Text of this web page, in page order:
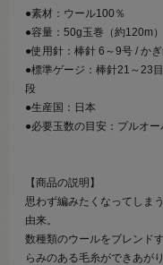
●素材：ウール100％
●容量：50g玉巻（約120m）
●使用針：棒針 6～9号 / か
●標準ゲージ：棒針21～
段
●生産国：日本
●必要玉数の目安：プルオー
【商品の説明】
思わず編みたくなってしま
由来。
数種類のウールをブレンド
らみのある毛糸ができあが